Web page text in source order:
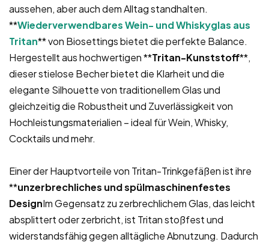
aussehen, aber auch dem Alltag standhalten.
**Wiederverwendbares Wein- und Whiskyglas aus
Tritan** von Biosettings bietet die perfekte Balance.
Hergestellt aus hochwertigen **Tritan-Kunststoff**,
dieser stielose Becher bietet die Klarheit und die
elegante Silhouette von traditionellem Glas und
gleichzeitig die Robustheit und Zuverlässigkeit von
Hochleistungsmaterialien – ideal für Wein, Whisky,
Cocktails und mehr.
Einer der Hauptvorteile von Tritan-Trinkgefäßen ist ihre
**unzerbrechliches und spülmaschinenfestes
DesignIm Gegensatz zu zerbrechlichem Glas, das leicht
absplittert oder zerbricht, ist Tritan stoßfest und
widerstandsfähig gegen alltägliche Abnutzung. Dadurch